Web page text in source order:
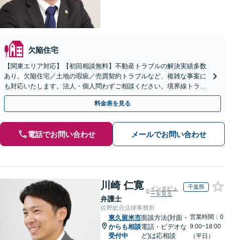
欠陥住宅
【関東エリア対応】【初回相談無料】不動産トラブルの解決実績多数
あり。欠陥住宅／土地の瑕疵／売買契約トラブルなど、複雑な事案に
も対応いたします。法人・個人問わずご相談ください。境界線トラブ
ルも多くの対応実績あり。【電話相談・Web面談可】
料金表を見る
電話でお問い合わせ メールでお問い合わせ
川崎 仁寛
弁護士
インタビュ
ーを見る
千葉県
佐野総合法律事務所
東久留米市
からも相談
受付中
面談方法(対面・
電話・ビデオな
ど)は応相談
営業時間：0
9:00~18:00
（平日）